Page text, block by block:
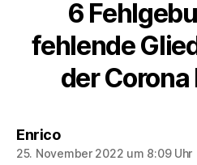
6
fehlende
der
Enricosagt:
25. November 2022 um 8:09 Uhr